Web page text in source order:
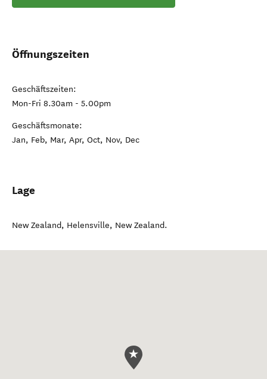
Öffnungszeiten
Geschäftszeiten:
Mon-Fri 8.30am - 5.00pm
Geschäftsmonate:
Jan, Feb, Mar, Apr, Oct, Nov, Dec
Lage
New Zealand, Helensville, New Zealand.